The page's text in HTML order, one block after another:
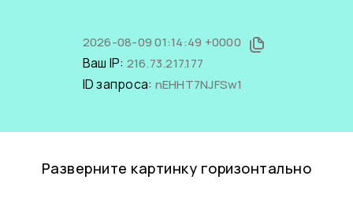
2026-08-09 01:14:49 +0000
Ваш IP: 216.73.217.177
ID запроса: nEHHT7NJFSw1
Разверните картинку горизонтально